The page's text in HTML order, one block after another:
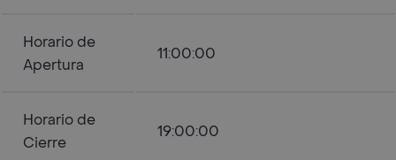
Horario de
Apertura
11:00:00
Horario de
Cierre
19:00:00